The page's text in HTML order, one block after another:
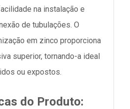
na instalação e
de tubulações. O
em zinco proporciona
superior, tornando-a ideal
ou expostos.
do Produto: